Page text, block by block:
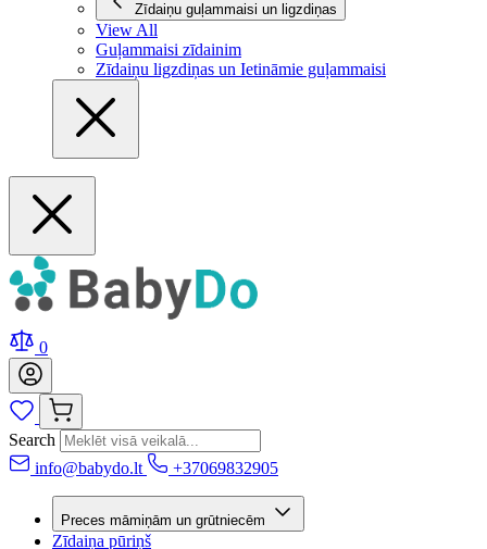
Zīdaiņu guļammaisi un ligzdiņas
View All
Guļammaisi zīdainim
Zīdaiņu ligzdiņas un Ietināmie guļammaisi
0
Search
info@babydo.lt
+37069832905
Preces māmiņām un grūtniecēm
Zīdaiņa pūriņš